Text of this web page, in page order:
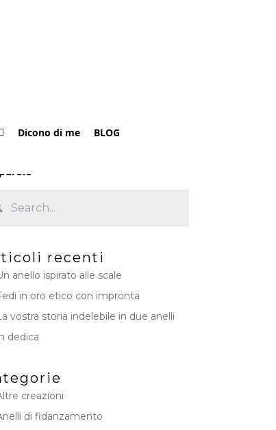
Dicono di me BLOG
recenti
anello ispirato alle scale
in oro etico con impronta
vostra storia indelebile in due anelli
dedica
creazioni
di fidanzamento